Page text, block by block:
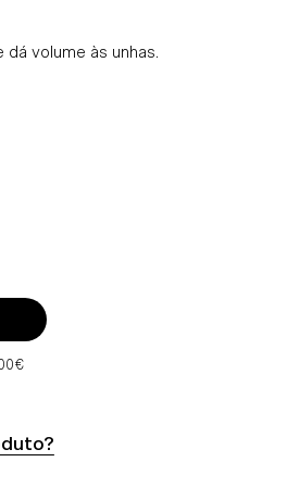
volume às unhas.